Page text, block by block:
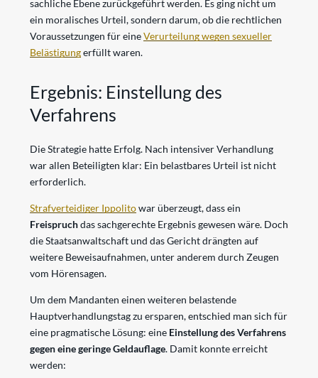
sachliche Ebene zurückgeführt werden. Es ging nicht um
ein moralisches Urteil, sondern darum, ob die rechtlichen
Voraussetzungen für eineVerurteilung wegen sexueller
Belästigungerfüllt waren.
Ergebnis: Einstellung des
Verfahrens
Die Strategie hatte Erfolg. Nach intensiver Verhandlung
war allen Beteiligten klar: Ein belastbares Urteil ist nicht
erforderlich.
Strafverteidiger Ippolitowar überzeugt, dass ein
Freispruchdas sachgerechte Ergebnis gewesen wäre. Doch
die Staatsanwaltschaft und das Gericht drängten auf
weitere Beweisaufnahmen, unter anderem durch Zeugen
vom Hörensagen.
Um dem Mandanten einen weiteren belastende
Hauptverhandlungstag zu ersparen, entschied man sich für
eine pragmatische Lösung: eine Einstellung des Verfahrens
gegen eine geringe Geldauflage. Damit konnte erreicht
werden: